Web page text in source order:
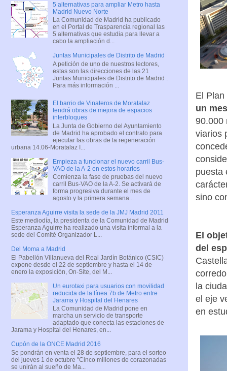
El
un mes
90.000
viarios
puesta
sino
El
del
la
el eje
en
5 alternativas para ampliar Metro hasta
Madrid Nuevo Norte
La Comunidad de Madrid ha publicado
en el Portal de Trasparencia regional las
5 alternativas que estudia para llevar a
cabo la ampliación d...
Juntas Municipales de Distrito de Madrid
A petición de uno de nuestros lectores,
estas son las direcciones de las 21
Juntas Municipales de Distrito de Madrid .
Para más información ...
El barrio de Vinateros de Moratalaz
tendrá obras de mejora de espacios
interbloques
La Junta de Gobierno del Ayuntamiento
de Madrid ha aprobado el contrato para
ejecutar las obras de la regeneración
urbana 14.06-Moratalaz I...
Empieza a funcionar el nuevo carril Bus-
VAO de la A-2 en estos horarios
Comienza la fase de pruebas del nuevo
carril Bus-VAO de la A-2. Se activará de
forma progresiva durante el mes de
agosto y la primera semana...
Esperanza Aguirre visita la sede de la JMJ Madrid 2011
Este mediodía, la presidenta de la Comunidad de Madrid
Esperanza Aguirre ha realizado una visita informal a la
sede del Comité Organizador L...
Del Moma a Madrid
El Pabellón Villanueva del Real Jardín Botánico (CSIC)
expone desde el 22 de septiembre y hasta el 14 de
enero la exposición, On-Site, del M...
Un eurotaxi para usuarios con movilidad
reducida de la línea 7b de Metro entre
Jarama y Hospital del Henares
La Comunidad de Madrid pone en
marcha un servicio de transporte
adaptado que conecta las estaciones de
Jarama y Hospital del Henares, en...
Cupón de la ONCE Madrid 2016
Se pondrán en venta el 28 de septiembre, para el sorteo
del jueves 1 de octubre "Cinco millones de corazonadas
se unirán al sueño de Ma...